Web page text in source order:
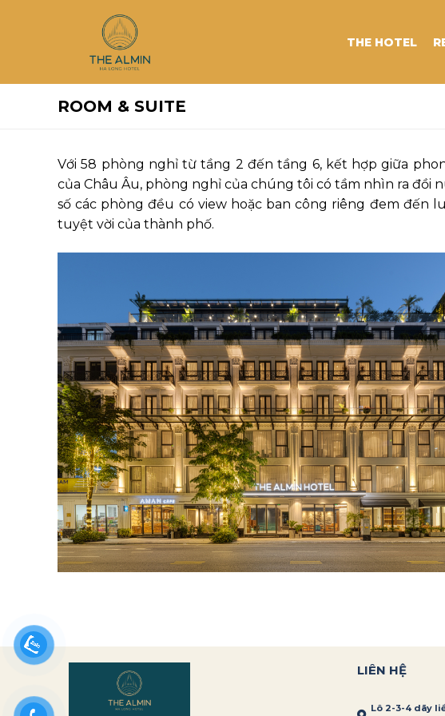
THE HOTEL
ROOM & SUITE
Với 58 phòng nghỉ từ tầng 2 đến tầng 6, kết hợp giữa
của Châu Âu, phòng nghỉ của chúng tôi có tầm nhìn ra đồi
số các phòng đều có view hoặc ban công riêng đem đến
tuyệt vời của thành phố.
LIÊN HỆ
Lô 2-3-4 dãy